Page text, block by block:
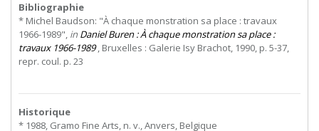
Bibliographie
* Michel Baudson: "À chaque monstration sa place : travaux
1966-1989", in Daniel Buren : À chaque monstration sa place :
travaux 1966-1989, Bruxelles : Galerie Isy Brachot, 1990, p. 5-37,
repr. coul. p. 23
Historique
* 1988, Gramo Fine Arts, n. v., Anvers, Belgique